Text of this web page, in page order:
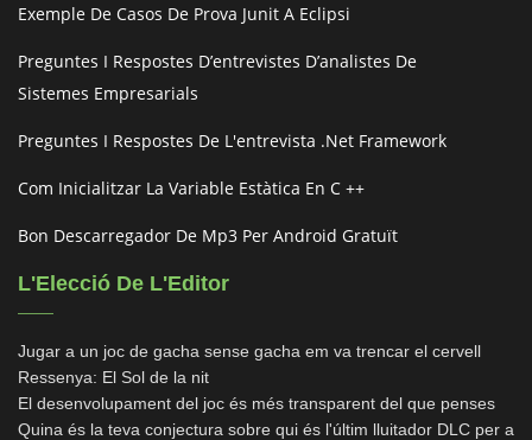
Exemple De Casos De Prova Junit A Eclipsi
Preguntes I Respostes D’entrevistes D’analistes De
Sistemes Empresarials
Preguntes I Respostes De L'entrevista .net Framework
Com Inicialitzar La Variable Estàtica En C ++
Bon Descarregador De Mp3 Per Android Gratuït
L'Elecció De L'Editor
Jugar a un joc de gacha sense gacha em va trencar el cervell
Ressenya: El Sol de la nit
El desenvolupament del joc és més transparent del que penses
Quina és la teva conjectura sobre qui és l'últim lluitador DLC per a